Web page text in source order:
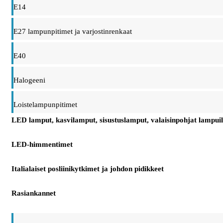
E14
E27 lampunpitimet ja varjostinrenkaat
E40
Halogeeni
Loistelampunpitimet
LED lamput, kasvilamput, sisustuslamput, valaisinpohjat
LED-himmentimet
Italialaiset posliinikytkimet ja johdon pidikkeet
Rasiankannet